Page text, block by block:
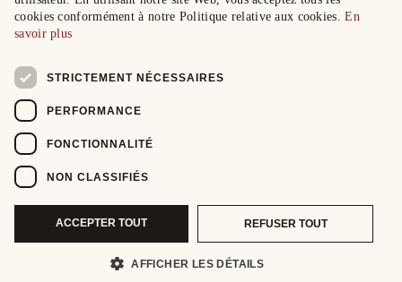
cookies conformément à notre Politique relative aux cookies.En
savoir plus
STRICTEMENT NÉCESSAIRES
PERFORMANCE
FONCTIONNALITÉ
NON CLASSIFIÉS
ACCEPTER TOUT REFUSER TOUT
AFFICHER LES DÉTAILS